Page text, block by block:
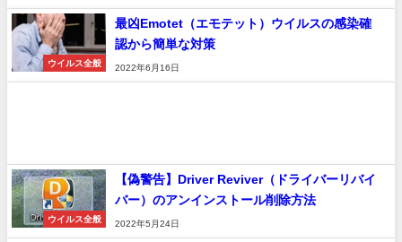
ウイルス全般
最凶Emotet（エモテット）ウイルスの感染確
認から簡単な対策
2022年6月16日
ウイルス全般
【偽警告】Driver Reviver（ドライバーリバイ
バー）のアンインストール削除方法
2022年5月24日